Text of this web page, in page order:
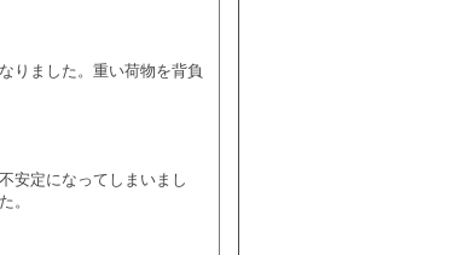
りました。重い荷物を背負
安定になってしまいまし
。